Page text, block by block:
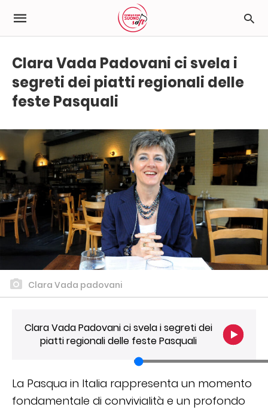
Clara Vada Padovani ci svela i
segreti dei piatti regionali delle
feste Pasquali
Clara Vada padovani
Clara Vada Padovani ci svela i segreti dei
piatti regionali delle feste Pasquali
La Pasqua in Italia rappresenta un momento
fondamentale di convivialità e un profondo